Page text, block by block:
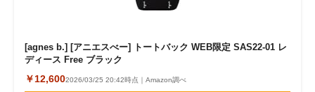
[agnes b.] [アニエスべー] トートバック WEB限定 SAS22-01 レ
ディース Free ブラック
￥12,6002026/03/25 20:42時点｜Amazon調べ